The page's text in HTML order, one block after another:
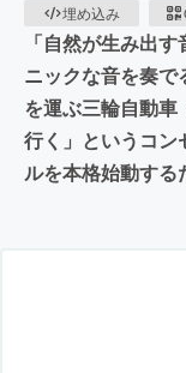
埋め込み
「自然が生み出
ニックな音を奏
を運ぶ三輪自動
行く」というコン
ルを本格始動する